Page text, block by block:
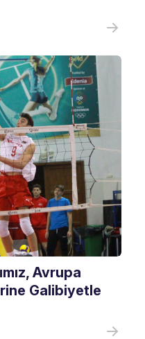
Avrupa
Galibiyetle